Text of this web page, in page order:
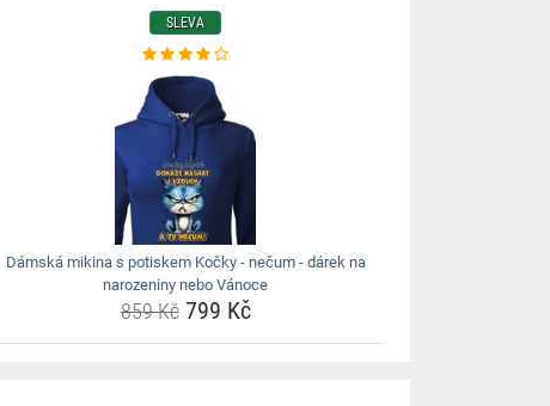
SLEVA
Dámská mikina s potiskem Kočky - nečum - dárek na
narozeniny nebo Vánoce
859 Kč799 Kč